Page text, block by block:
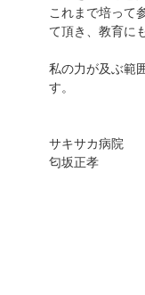
これまで培って
て頂き、教育に
私の力が及ぶ範
す。
サキサカ病院
匂坂正孝